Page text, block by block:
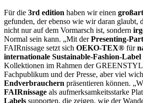
Für die 3rd edition haben wir einen
gefunden, der ebenso wie wir daran glaubt,
nicht nur auf dem Vormarsch ist, sondern
Normal sein kann. „Mit derPresenting-
FAIRnissage setzt sich OEKO-TEX® für
internationale Sustainable-Fashion-Label
Kollektionen im Rahmen der
Fachpublikum und der Presse, aber viel
Endverbrauchern präsentieren können.
FAIRnissage als aufmerksamkeitsstarke
Labels supporten, die zeigen, wie der